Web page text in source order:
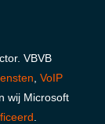
VBVB
VoIP
wij Microsoft